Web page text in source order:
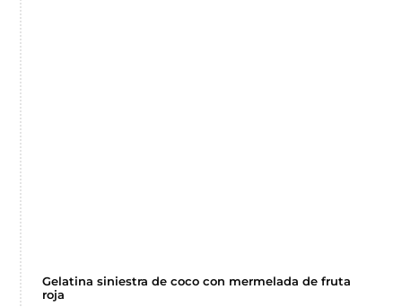
Gelatina siniestra de coco con mermelada de fruta
roja